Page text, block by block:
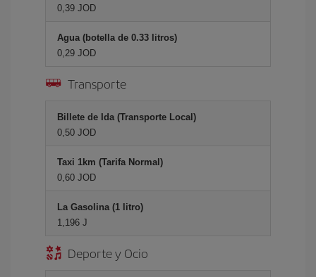
0,39 JOD
Agua (botella de 0.33 litros)
0,29 JOD
Transporte
Billete de Ida (Transporte Local)
0,50 JOD
Taxi 1km (Tarifa Normal)
0,60 JOD
La Gasolina (1 litro)
1,196 J
Deporte y Ocio